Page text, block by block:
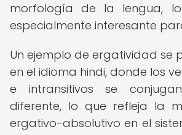
morfología de la lengua,
especialmente interesante
Un ejemplo de ergatividad se
en el idioma hindi, donde los
e intransitivos se
diferente, lo que refleja la
ergativo-absolutivo en el